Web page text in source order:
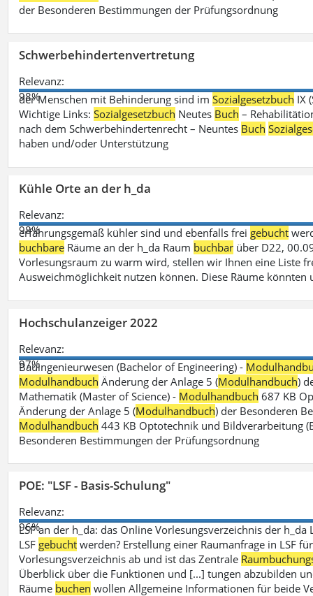
der Besonderen Bestimmungen der Prüfungsordnung
Schwerbehindertenvertretung
Relevanz:
98%
der Menschen mit Behinderung sind imSozialgesetzbuch IX
Wichtige Links:Sozialgesetzbuch Neutes Buch –
nach dem Schwerbehindertenrecht – Neuntes Buch
haben und/oder Unterstützung
Kühle Orte an der h_da
Relevanz:
98%
erfahrungsgemäß kühler sind und ebenfalls frei gebucht
buchbare Räume an der h_da Raum buchbar über D22,
Vorlesungsraum zu warm wird, stellen wir Ihnen eine Liste
Ausweichmöglichkeit nutzen können. Diese Räume könnten
Hochschulanzeiger 2022
Relevanz:
97%
Bauingenieurwesen (Bachelor of Engineering) -
Modulhandbuch Änderung der Anlage 5 (Modulhandbuch)
Mathematik (Master of Science) - Modulhandbuch 687 KB
Änderung der Anlage 5 (Modulhandbuch) der Besonderen
Modulhandbuch 443 KB Optotechnik und Bildverarbeitung
Besonderen Bestimmungen der Prüfungsordnung
POE: "LSF - Basis-Schulung"
Relevanz:
96%
LSF an der h_da: das Online Vorlesungsverzeichnis der h_da
LSF gebucht werden? Erstellung einer Raumanfrage in LSF
Vorlesungsverzeichnis ab und ist das Zentrale
Überblick über die Funktionen und [...] tungen abzubilden
Räume buchen wollen Allgemeine Informationen für beide